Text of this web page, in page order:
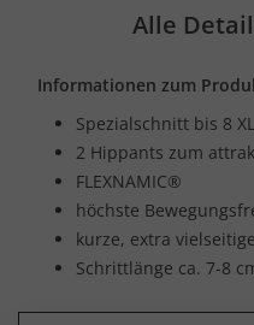
Alle
Informationen zum
Spezialschnitt bis 8 XL
2 Hippants zum
FLEXNAMIC®
höchste
kurze, extra
Schrittlänge ca. 7-8